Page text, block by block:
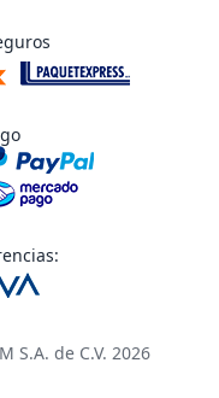
S.A. de C.V. 2026